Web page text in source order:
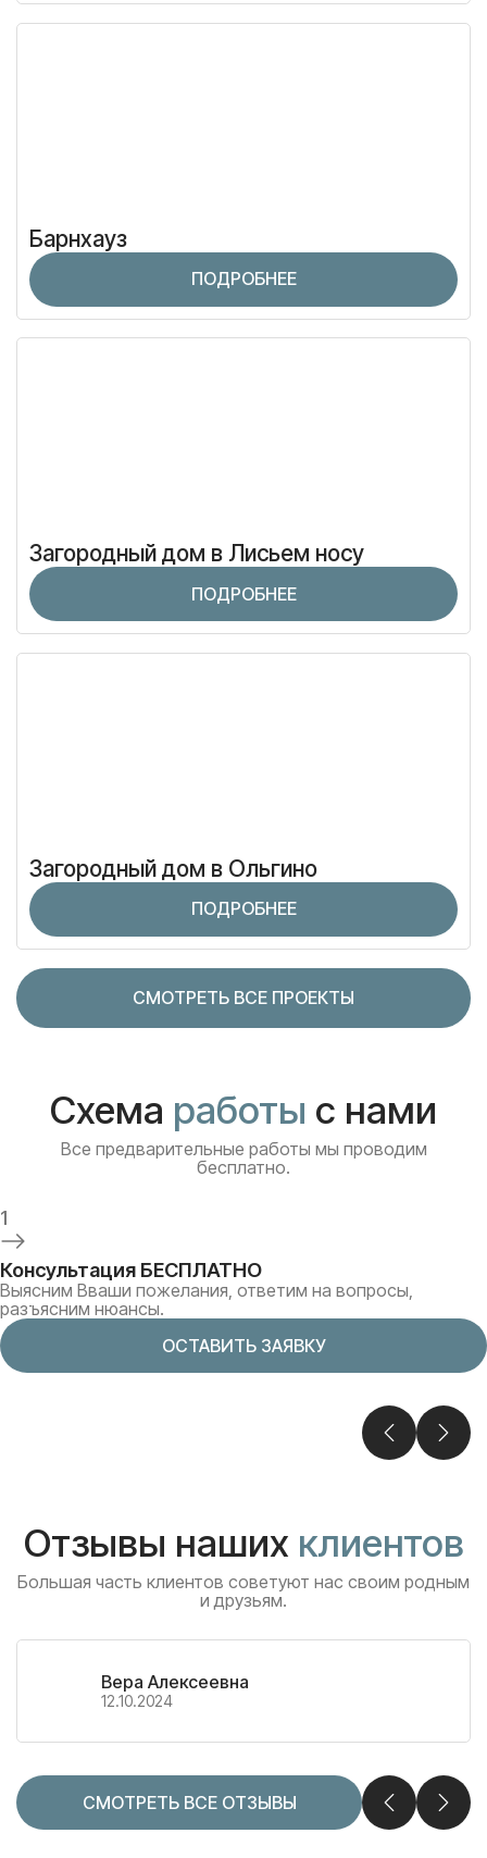
Барнхауз
ПОДРОБНЕЕ
Загородный дом в Лисьем носу
ПОДРОБНЕЕ
Загородный дом в Ольгино
ПОДРОБНЕЕ
СМОТРЕТЬ ВСЕ ПРОЕКТЫ
Схема работы с нами
Все предварительные работы мы проводим
бесплатно.
1
Консультация БЕСПЛАТНО
Выясним Вваши пожелания, ответим на вопросы,
разъясним нюансы.
ОСТАВИТЬ ЗАЯВКУ
Отзывы наших клиентов
Большая часть клиентов советуют нас своим родным
и друзьям.
Вера Алексеевна
12.10.2024
СМОТРЕТЬ ВСЕ ОТЗЫВЫ